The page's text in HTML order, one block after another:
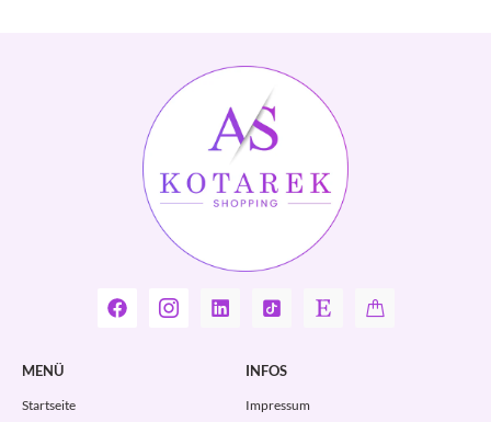
MENÜ
Startseite
INFOS
Impressum